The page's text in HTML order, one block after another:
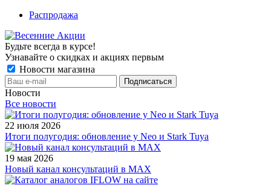
Распродажа
Будьте всегда в курсе!
Узнавайте о скидках и акциях первым
Новости магазина
Новости
Все новости
22 июля 2026
Итоги полугодия: обновление у Neo и Stark Tuya
19 мая 2026
Новый канал консультаций в MAX